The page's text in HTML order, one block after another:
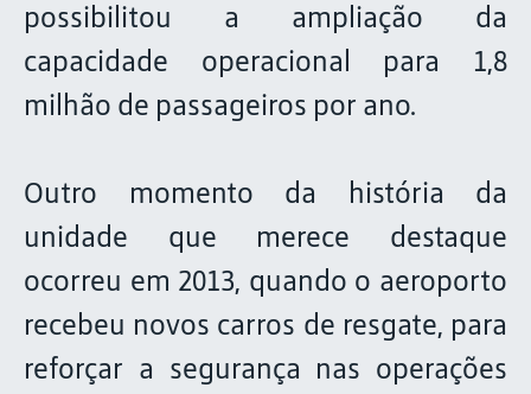
possibilitou a ampliação da
capacidade operacional para 1,8
milhão de passageiros por ano.
Outro momento da história da
unidade que merece destaque
ocorreu em 2013, quando o aeroporto
recebeu novos carros de resgate, para
reforçar a segurança nas operações